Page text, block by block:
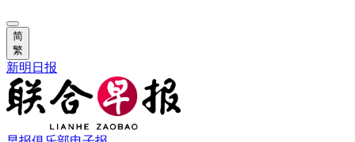
简
繁
新明日报